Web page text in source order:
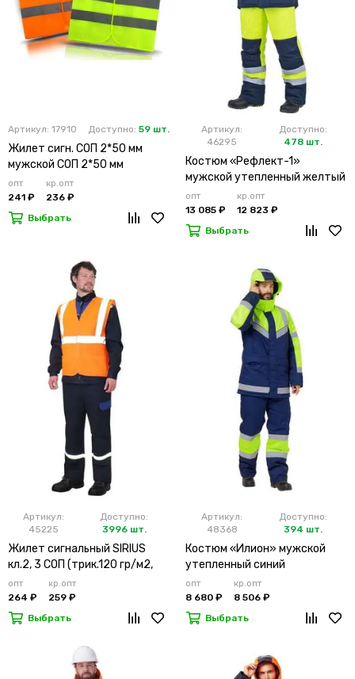
Артикул: 17910 Доступно: 59 шт.
Жилет сигн. СОП 2*50 мм
мужской СОП 2*50 мм
опт
241 ₽
кр.опт
236 ₽
Выбрать
Артикул:
46295
Доступно:
478 шт.
Костюм «Рефлект-1»
мужской утепленный желтый
с п/к
опт
13 085 ₽
кр.опт
12 823 ₽
Выбрать
Артикул:
45225
Доступно:
3996 шт.
Жилет сигнальный SIRIUS
кл.2, 3 СОП (трик.120 гр/м2,
карманы) оранжевый
опт
264 ₽
кр.опт
259 ₽
Выбрать
Артикул:
48368
Доступно:
394 шт.
Костюм «Илион» мужской
утепленный синий
опт
8 680 ₽
кр.опт
8 506 ₽
Выбрать